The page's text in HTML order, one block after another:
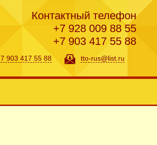
Контактный телефон
+7 928 009 88 55
+7 903 417 55 88
7 903 417 55 88 tto-rus@list.ru